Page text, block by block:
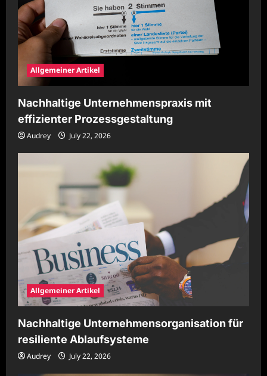
Allgemeiner Artikel
Nachhaltige Unternehmenspraxis mit
effizienter Prozessgestaltung
Audrey July 22, 2026
Allgemeiner Artikel
Nachhaltige Unternehmensorganisation für
resiliente Ablaufsysteme
Audrey July 22, 2026